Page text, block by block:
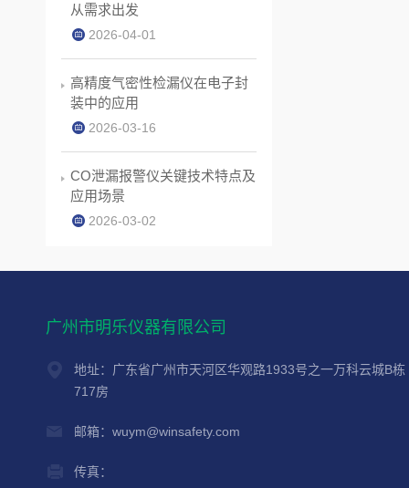
从需求出发
2026-04-01
高精度气密性检漏仪在电子封
装中的应用
2026-03-16
CO泄漏报警仪关键技术特点及
应用场景
2026-03-02
广州市明乐仪器有限公司
地址：广东省广州市天河区华观路1933号之一万科云城B栋
717房
邮箱：wuym@winsafety.com
传真：